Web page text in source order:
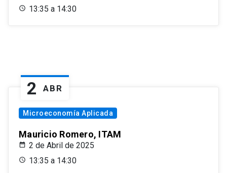
13:35 a 14:30
2 ABR
Microeconomía Aplicada
Mauricio Romero, ITAM
2 de Abril de 2025
13:35 a 14:30